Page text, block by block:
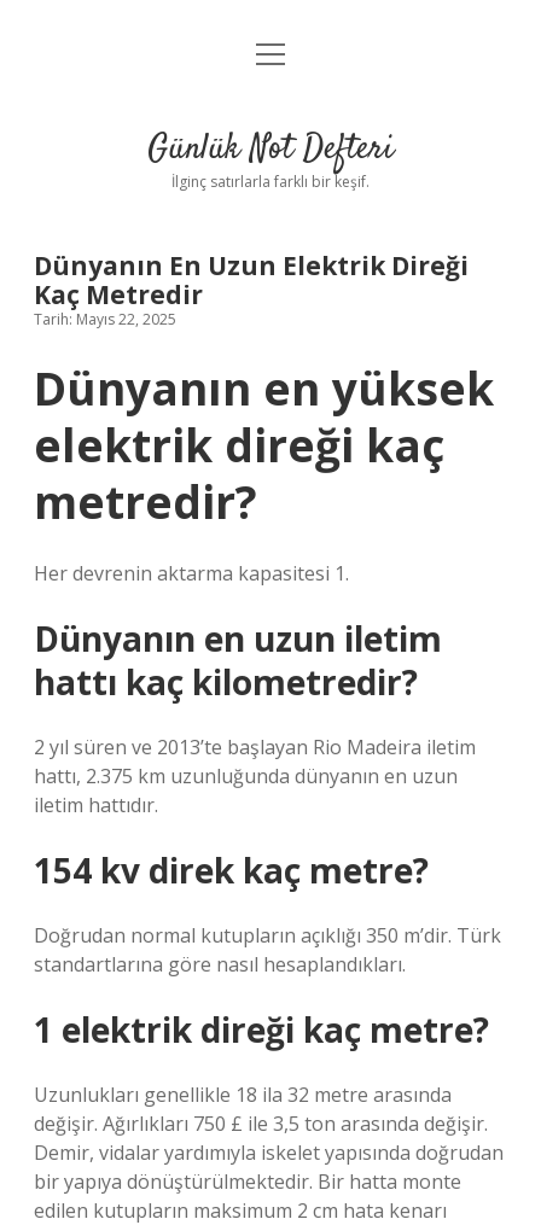
Anasayfa
Yasal Uyarı
menüyü
Günlük Not Defteri
İlginç satırlarla farklı bir keşif.
Dünyanın En Uzun Elektrik Direği
Kaç Metredir
Tarih: Mayıs 22, 2025
Dünyanın en yüksek
elektrik direği kaç
metredir?
Her devrenin aktarma kapasitesi 1.
Dünyanın en uzun iletim
hattı kaç kilometredir?
2 yıl süren ve 2013’te başlayan Rio Madeira iletim
hattı, 2.375 km uzunluğunda dünyanın en uzun
iletim hattıdır.
154 kv direk kaç metre?
Doğrudan normal kutupların açıklığı 350 m’dir. Türk
standartlarına göre nasıl hesaplandıkları.
1 elektrik direği kaç metre?
Uzunlukları genellikle 18 ila 32 metre arasında
değişir. Ağırlıkları 750 £ ile 3,5 ton arasında değişir.
Demir, vidalar yardımıyla iskelet yapısında doğrudan
bir yapıya dönüştürülmektedir. Bir hatta monte
edilen kutupların maksimum 2 cm hata kenarı